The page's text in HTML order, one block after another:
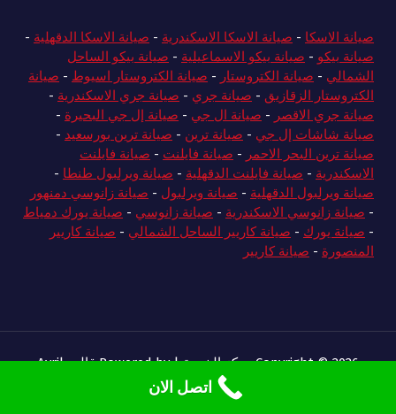
صيانة الاسكا - صيانة الاسكا الاسكندرية - صيانة الاسكا الدقهلية -
صيانة بيكو - صيانة بيكو الاسماعيلية - صيانة بيكو الساحل
الشمالي - صيانة الكتروستار - صيانة الكتروستار اسيوط - صيانة
الكتروستار الزقازيق - صيانة جري - صيانة جري الاسكندرية -
صيانة جري الاقصر - صيانة ال جي - صيانة إل جي البحيرة -
صيانة شاشات إل جي - صيانة ترين - صيانة ترين بورسعيد -
صيانة ترين البحر الاحمر - صيانة فايلنت - صيانة فايلنت
الاسكندرية - صيانة فايلنت الدقهلية - صيانة ويرلبول طنطا -
صيانة ويرلبول الدقهلية - صيانة ويرلبول - صيانة زانوسي دمنهور
- صيانة زانوسي الاسكندرية - صيانة زانوسي - صيانة يورك دمياط
- صيانة يورك - صيانة كاريير الساحل الشمالي - صيانة كاريير
المنصورة - صيانة كاريير
Copyright © 2026 مركز الخدمة | Powered by
قالب Avril
/WordPress
اتصل الان